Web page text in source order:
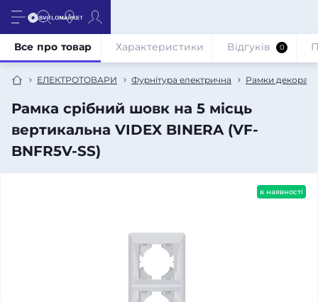
ЕЛЕКТРОТОВАРИ Фурнітура електрична Рамки
Рамка срібний шовк на 5 місць
вертикальна VIDEX BINERA (VF-
BNFR5V-SS)
Все про товар Характеристики Відгуків 0
в наявності